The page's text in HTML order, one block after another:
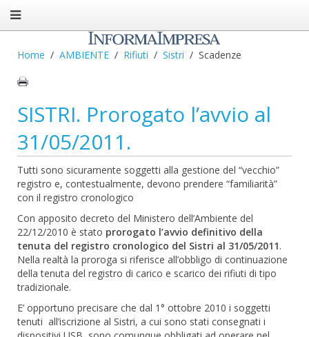
Home AMBIENTE Rifiuti Sistri Scadenze
SISTRI. Prorogato l’avvio al
31/05/2011.
Tutti sono sicuramente soggetti alla gestione del “vecchio”
registro e, contestualmente, devono prendere “familiarità”
con il registro cronologico
Con apposito decreto del Ministero dell’Ambiente del
22/12/2010 è stato prorogato l’avvio definitivo della
tenuta del registro cronologico del Sistri al 31/05/2011.
Nella realtà la proroga si riferisce all’obbligo di continuazione
della tenuta del registro di carico e scarico dei rifiuti di tipo
tradizionale.
E’ opportuno precisare che dal 1° ottobre 2010 i soggetti
tenuti all’iscrizione al Sistri, a cui sono stati consegnati i